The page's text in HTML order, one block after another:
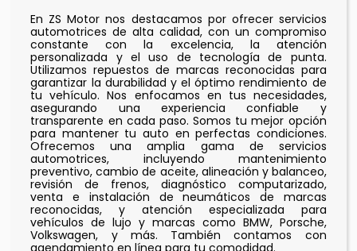
En ZS Motor nos destacamos por ofrecer servicios
automotrices de alta calidad, con un compromiso
constante con la excelencia, la atención
personalizada y el uso de tecnología de punta.
Utilizamos repuestos de marcas reconocidas para
garantizar la durabilidad y el óptimo rendimiento de
tu vehículo. Nos enfocamos en tus necesidades,
asegurando una experiencia confiable y
transparente en cada paso. Somos tu mejor opción
para mantener tu auto en perfectas condiciones.
Ofrecemos una amplia gama de servicios
automotrices, incluyendo mantenimiento
preventivo, cambio de aceite, alineación y balanceo,
revisión de frenos, diagnóstico computarizado,
venta e instalación de neumáticos de marcas
reconocidas, y atención especializada para
vehículos de lujo y marcas como BMW, Porsche,
Volkswagen, y más. También contamos con